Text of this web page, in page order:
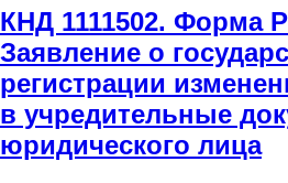
КНД 1111502. Форма
Заявление о
регистрации
в учредительные
юридического лица